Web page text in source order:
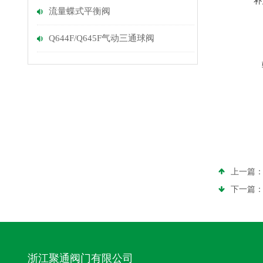
流量蝶式平衡阀
Q644F/Q645F气动三通球阀
上一篇：
下一篇：
浙江聚通阀门有限公司